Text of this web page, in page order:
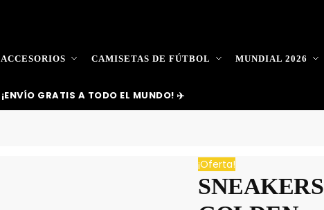
ACCESORIOS CAMISETAS DE FÚTBOL MUNDIAL 2026
¡ENVÍO GRATIS A TODO EL MUNDO! ✈️
¡Oferta!
SNEAKERS